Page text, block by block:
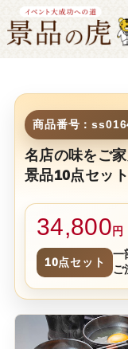
商品番号：
名店の味をご
景品10点セット
34,800 円
10点セット
一
ご